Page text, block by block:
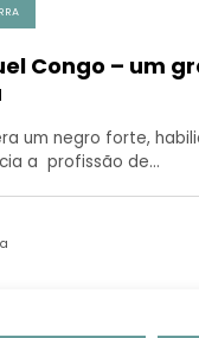
Congo – um
um negro forte,
a profissão de…